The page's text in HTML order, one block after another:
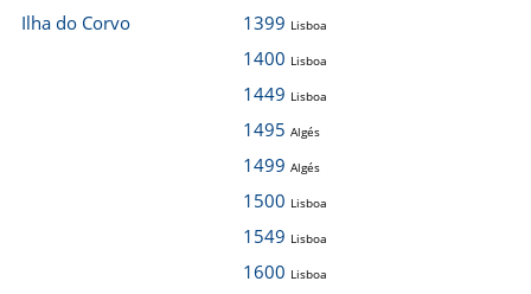
Ilha do Corvo
1399 Lisboa
1400 Lisboa
1449 Lisboa
1495 Algés
1499 Algés
1500 Lisboa
1549 Lisboa
1600 Lisboa